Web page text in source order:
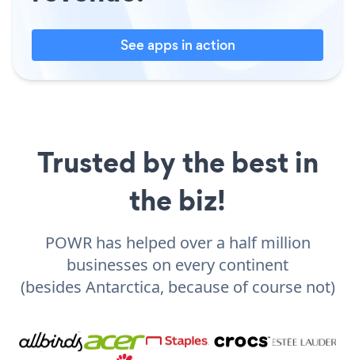
See apps in action
Trusted by the best in
the biz!
POWR has helped over a half million
businesses on every continent
(besides Antarctica, because of course not)